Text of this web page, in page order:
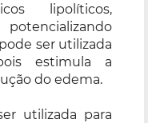
lipolíticos,
ser utilizada
estimula a
do edema.
utilizada para